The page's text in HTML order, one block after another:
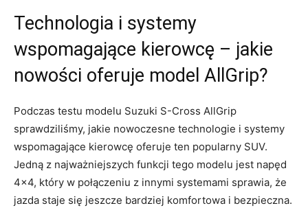
Technologia​ i systemy
wspomagające kierowcę ‍– ‌jakie
nowości oferuje model AllGrip?
Podczas testu modelu ​Suzuki S-Cross AllGrip
sprawdziliśmy, jakie nowoczesne technologie i systemy
wspomagające kierowcę oferuje ten popularny SUV.
Jedną ​z najważniejszych funkcji⁣ tego modelu jest napęd
4×4, ‍który w⁤ połączeniu z innymi systemami ‍sprawia, że
jazda staje się⁣ jeszcze bardziej komfortowa‌ i bezpieczna.